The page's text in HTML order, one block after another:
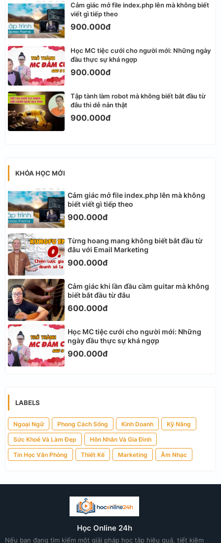
Cảm giác mở file index.php lên mà không biết
viết gì tiếp theo
900.000đ
Học MC tiệc cưới cho người mới: Những ngày
đầu thực sự khá ngợp
900.000đ
Tập tành làm robot mà không biết bắt đầu từ
đâu thì dễ nản thật
900.000đ
KHÓA HỌC MỚI
Cảm giác mở file index.php lên mà không
biết viết gì tiếp theo
900.000đ
Từng hoang mang không biết bắt đầu từ
đâu với Email Marketing
900.000đ
Cảm giác khi lần đầu cầm guitar mà không
biết bắt đầu từ đâu
600.000đ
Học MC tiệc cưới cho người mới: Những
ngày đầu thực sự khá ngợp
900.000đ
LABELS
Ngoại Ngữ Phong Cách Sống Kinh Doanh Kỹ Năng
Sức Khoẻ Và Làm Đẹp Hôn Nhân Và Gia Đình
Tin Học Văn Phòng Thiết Kế Marketing Âm Nhạc
Học Online 24h
Nếu bạn đang tìm kiếm một giải pháp học tập hiệu quả, tiết kiệm